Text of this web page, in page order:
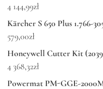
4 144,99zł
Kärcher S 650 Plus 1.766-
579,00zł
Honeywell Cutter Kit
4 368,32zł
Powermat PM-GGE-